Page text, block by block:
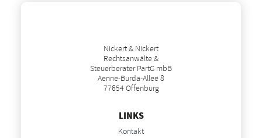
Nickert & Nickert
Rechtsanwälte &
Steuerberater PartG mbB
Aenne-Burda-Allee 8
77654 Offenburg
LINKS
Kontakt